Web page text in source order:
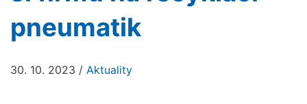
pneumatik
30. 10. 2023 / Aktuality